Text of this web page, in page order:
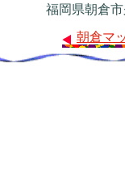
福岡県朝倉
朝倉マ